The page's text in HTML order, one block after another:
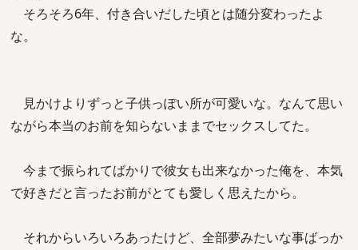
そろそろ6年、付き合いだした頃とは随分変わったよ
な。
見かけよりずっと子供っぽい所が可愛いな。なんて思い
ながら本当のお前を知らないままでセックスしてた。
今まで振られてばかりで彼女も出来なかった俺を、本気
で好きだと言ったお前がとても愛しく思えたから。
それからいろいろあったけど、全部夢みたいな事ばっか